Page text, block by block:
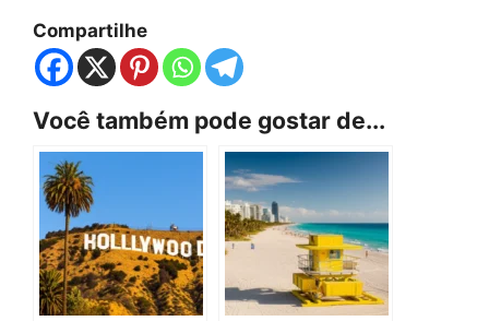
Compartilhe
Você também pode gostar de...